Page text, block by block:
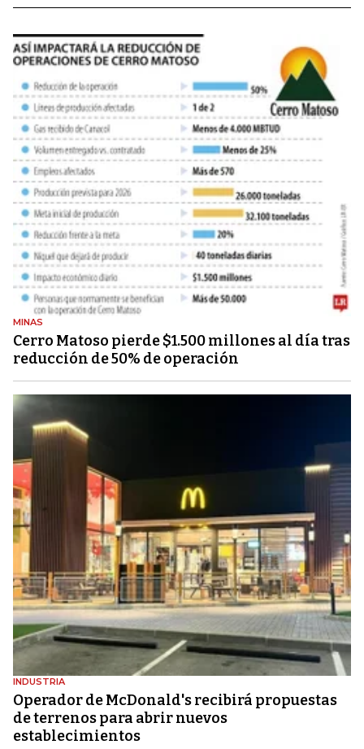
MINAS
Cerro Matoso pierde $1.500 millones al día tras
reducción de 50% de operación
INDUSTRIA
Operador de McDonald's recibirá propuestas
de terrenos para abrir nuevos
establecimientos